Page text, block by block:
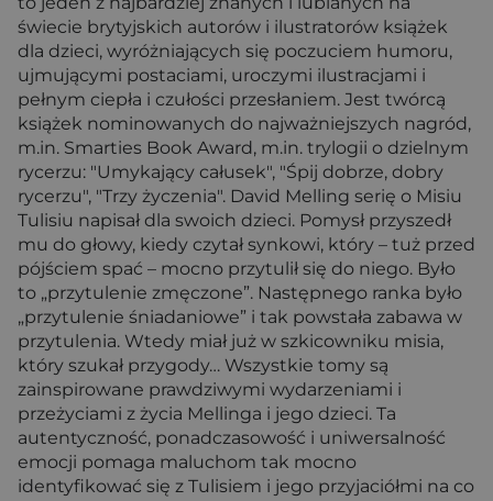
świecie brytyjskich autorów i ilustratorów książek
dla dzieci, wyróżniających się poczuciem humoru,
ujmującymi postaciami, uroczymi ilustracjami i
pełnym ciepła i czułości przesłaniem. Jest twórcą
książek nominowanych do najważniejszych nagród,
m.in. Smarties Book Award, m.in. trylogii o dzielnym
rycerzu: "Umykający całusek", "Śpij dobrze, dobry
rycerzu", "Trzy życzenia". David Melling serię o Misiu
Tulisiu napisał dla swoich dzieci. Pomysł przyszedł
mu do głowy, kiedy czytał synkowi, który – tuż przed
pójściem spać – mocno przytulił się do niego. Było
to „przytulenie zmęczone”. Następnego ranka było
„przytulenie śniadaniowe” i tak powstała zabawa w
przytulenia. Wtedy miał już w szkicowniku misia,
który szukał przygody… Wszystkie tomy są
zainspirowane prawdziwymi wydarzeniami i
przeżyciami z życia Mellinga i jego dzieci. Ta
autentyczność, ponadczasowość i uniwersalność
emocji pomaga maluchom tak mocno
identyfikować się z Tulisiem i jego przyjaciółmi na co